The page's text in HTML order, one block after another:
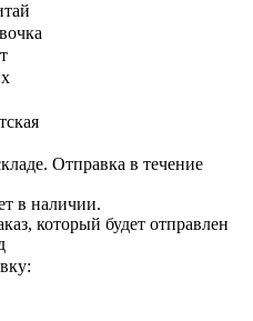
Отправка в течение
в наличии.
который будет отправлен